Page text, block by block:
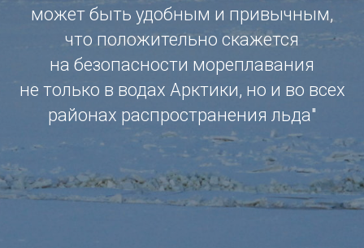
может быть удобным и привычным,
что положительно скажется
на безопасности мореплавания
не только в водах Арктики, но и во всех
районах распространения льда"